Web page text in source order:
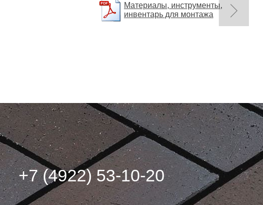
Материалы, инструменты,
инвентарь для монтажа
+7 (4922) 53-10-20